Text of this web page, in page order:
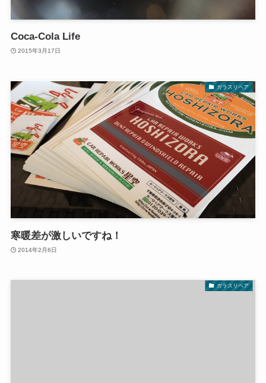
Coca-Cola Life
2015年3月17日
ガラスリペア
寒暖差が激しいですね！
2014年2月6日
ガラスリペア